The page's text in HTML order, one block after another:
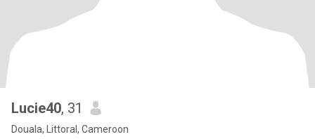
Lucie40, 31
Douala, Littoral, Cameroon